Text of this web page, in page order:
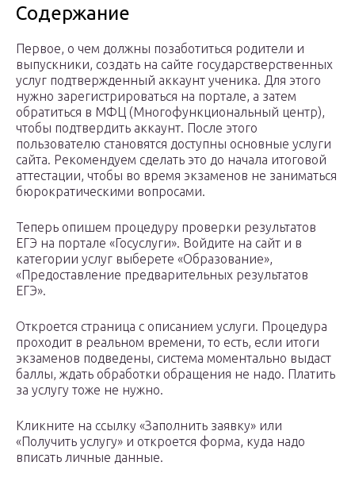
Содержание
Первое, о чем должны позаботиться родители и
выпускники, создать на сайте государстверственных
услуг подтвержденный аккаунт ученика. Для этого
нужно зарегистрироваться на портале, а затем
обратиться в МФЦ (Многофункциональный центр),
чтобы подтвердить аккаунт. После этого
пользователю становятся доступны основные услуги
сайта. Рекомендуем сделать это до начала итоговой
аттестации, чтобы во время экзаменов не заниматься
бюрократическими вопросами.
Теперь опишем процедуру проверки результатов
ЕГЭ на портале «Госуслуги». Войдите на сайт и в
категории услуг выберете «Образование»,
«Предоставление предварительных результатов
ЕГЭ».
Откроется страница с описанием услуги. Процедура
проходит в реальном времени, то есть, если итоги
экзаменов подведены, система моментально выдаст
баллы, ждать обработки обращения не надо. Платить
за услугу тоже не нужно.
Кликните на ссылку «Заполнить заявку» или
«Получить услугу» и откроется форма, куда надо
вписать личные данные.